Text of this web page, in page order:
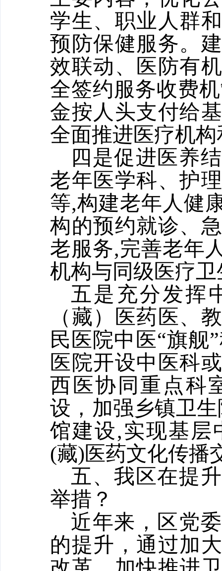
学生、职业人群
预防保健服务。
效联动、医防有
全签约服务收费
金按人头支付给
全面推进医疗机
四是促进医养
老年医学科、护
等,构建老年人健
构的预约就诊、
老服务,完善老年
机构与同级医疗
五是充分发挥
（藏）医药医、
民医院中医“旗舰
医院开设中医科
西医协同重点科
设，加强乡镇卫
馆建设,实现基层
(藏)医药文化传播
五、我区在提
举措？
近年来，区党
的提升，通过加